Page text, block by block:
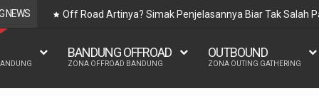
NEWS Off Road Artinya? Simak Penjelasannya Biar Tak Salah
BANDUNG OFFROAD
ZONA OFFROAD BANDUNG
OUTBOUND
ZONA OUTING GATHERING